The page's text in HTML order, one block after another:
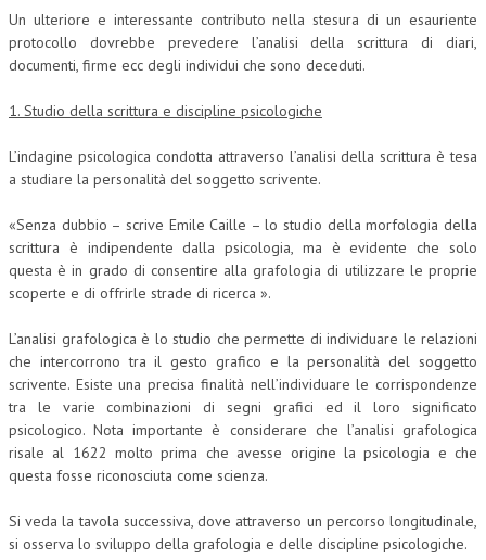
TELEGRAM
DOCUMENTI
MANUALI E MONOGRAFIE
TESI DI LAUREA
Un ulteriore e interessante contributo nella stesura di un esauriente
protocollo dovrebbe prevedere l’analisi della scrittura di diari,
documenti, firme ecc degli individui che sono deceduti.
1. Studio della scrittura e discipline psicologiche
L’indagine psicologica condotta attraverso l’analisi della scrittura è tesa
a studiare la personalità del soggetto scrivente.
«Senza dubbio – scrive Emile Caille – lo studio della morfologia della
scrittura è indipendente dalla psicologia, ma è evidente che solo
questa è in grado di consentire alla grafologia di utilizzare le proprie
scoperte e di offrirle strade di ricerca ».
L’analisi grafologica è lo studio che permette di individuare le relazioni
che intercorrono tra il gesto grafico e la personalità del soggetto
scrivente. Esiste una precisa finalità nell’individuare le corrispondenze
tra le varie combinazioni di segni grafici ed il loro significato
psicologico. Nota importante è considerare che l’analisi grafologica
risale al 1622 molto prima che avesse origine la psicologia e che
questa fosse riconosciuta come scienza.
Si veda la tavola successiva, dove attraverso un percorso longitudinale,
si osserva lo sviluppo della grafologia e delle discipline psicologiche.